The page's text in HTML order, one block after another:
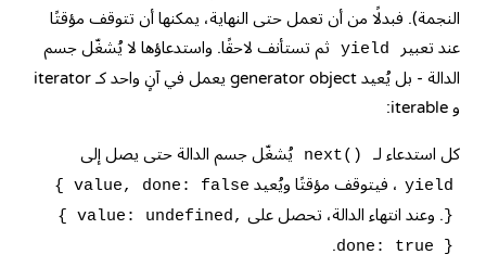
النجمة). فبدلًا من أن تعمل حتى النهاية، يمكنها أن تتوقف مؤقتًا
عند تعبير
yield
ثم تستأنف لاحقًا. واستدعاؤها لا يُشغّل جسم
الدالة - بل يُعيد generator object يعمل في آنٍ واحد كـ iterator
و iterable:
كل استدعاء لـ next() يُشغّل جسم الدالة حتى يصل إلى
yield ، فيتوقف مؤقتًا ويُعيد { value, done: false
} . وعند انتهاء الدالة، تحصل على { value: undefined,
done: true }
.